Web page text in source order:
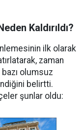
Kaldırıldı?
ilk olarak
zaman
olumsuz
belirtti.
şunlar oldu: